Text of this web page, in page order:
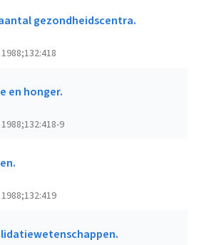
gezondheidscentra.
en honger.
9